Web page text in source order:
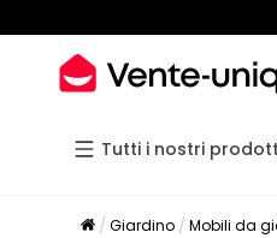
Tutti i nostri
Giardino Mobili da